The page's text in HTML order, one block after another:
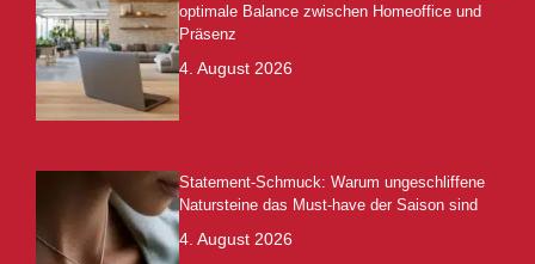
optimale Balance zwischen Homeoffice und
Präsenz
4. August 2026
Statement-Schmuck: Warum ungeschliffene
Natursteine das Must-have der Saison sind
4. August 2026